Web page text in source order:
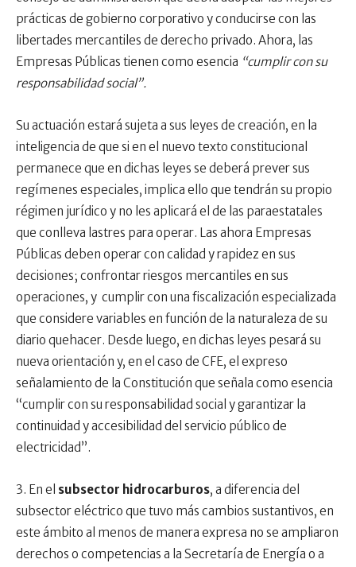
prácticas de gobierno corporativo y conducirse con las
libertades mercantiles de derecho privado. Ahora, las
Empresas Públicas tienen como esencia “cumplir con su
responsabilidad social”.
Su actuación estará sujeta a sus leyes de creación, en la
inteligencia de que si en el nuevo texto constitucional
permanece que en dichas leyes se deberá prever sus
regímenes especiales, implica ello que tendrán su propio
régimen jurídico y no les aplicará el de las paraestatales
que conlleva lastres para operar. Las ahora Empresas
Públicas deben operar con calidad y rapidez en sus
decisiones; confrontar riesgos mercantiles en sus
operaciones, y cumplir con una fiscalización especializada
que considere variables en función de la naturaleza de su
diario quehacer. Desde luego, en dichas leyes pesará su
nueva orientación y, en el caso de CFE, el expreso
señalamiento de la Constitución que señala como esencia
“cumplir con su responsabilidad social y garantizar la
continuidad y accesibilidad del servicio público de
electricidad”.
3. En el subsector hidrocarburos, a diferencia del
subsector eléctrico que tuvo más cambios sustantivos, en
este ámbito al menos de manera expresa no se ampliaron
derechos o competencias a la Secretaría de Energía o a